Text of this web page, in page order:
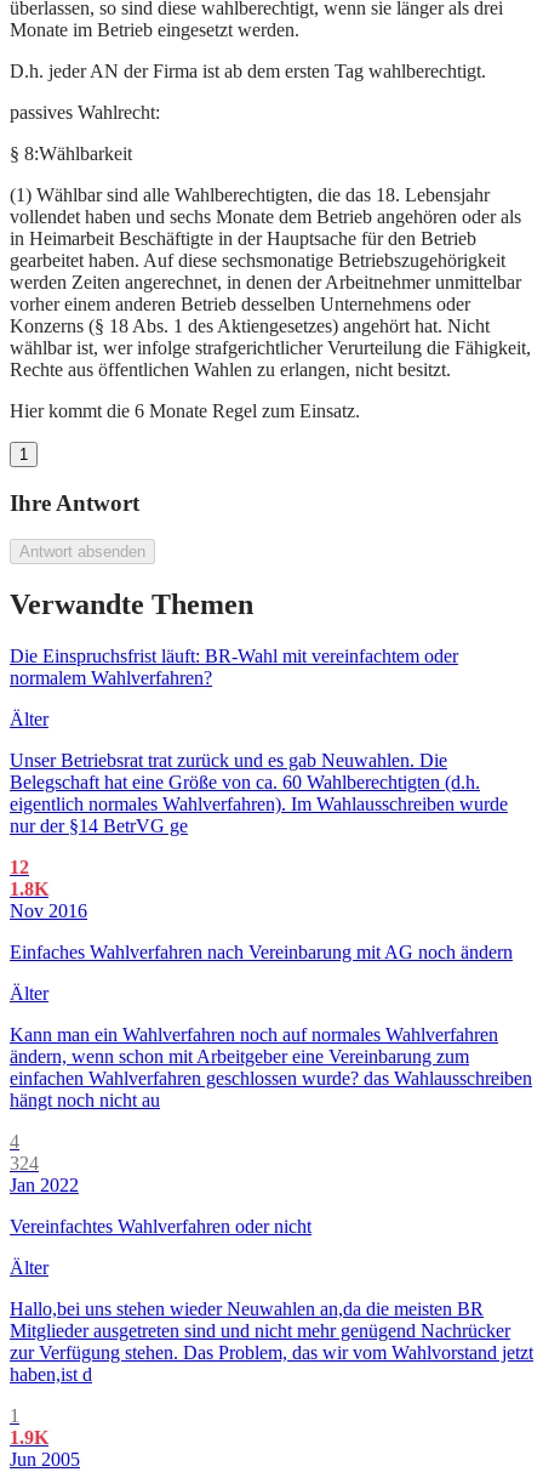
überlassen, so sind diese wahlberechtigt, wenn sie länger als drei
Monate im Betrieb eingesetzt werden.
D.h. jeder AN der Firma ist ab dem ersten Tag wahlberechtigt.
passives Wahlrecht:
§ 8:Wählbarkeit
(1) Wählbar sind alle Wahlberechtigten, die das 18. Lebensjahr
vollendet haben und sechs Monate dem Betrieb angehören oder als
in Heimarbeit Beschäftigte in der Hauptsache für den Betrieb
gearbeitet haben. Auf diese sechsmonatige Betriebszugehörigkeit
werden Zeiten angerechnet, in denen der Arbeitnehmer unmittelbar
vorher einem anderen Betrieb desselben Unternehmens oder
Konzerns (§ 18 Abs. 1 des Aktiengesetzes) angehört hat. Nicht
wählbar ist, wer infolge strafgerichtlicher Verurteilung die Fähigkeit,
Rechte aus öffentlichen Wahlen zu erlangen, nicht besitzt.
Hier kommt die 6 Monate Regel zum Einsatz.
1
Ihre Antwort
Antwort absenden
Verwandte Themen
Die Einspruchsfrist läuft: BR-Wahl mit vereinfachtem oder
normalem Wahlverfahren?
Älter
Unser Betriebsrat trat zurück und es gab Neuwahlen. Die
Belegschaft hat eine Größe von ca. 60 Wahlberechtigten (d.h.
eigentlich normales Wahlverfahren). Im Wahlausschreiben wurde
nur der §14 BetrVG ge
12
1.8K
Nov 2016
Einfaches Wahlverfahren nach Vereinbarung mit AG noch ändern
Älter
Kann man ein Wahlverfahren noch auf normales Wahlverfahren
ändern, wenn schon mit Arbeitgeber eine Vereinbarung zum
einfachen Wahlverfahren geschlossen wurde? das Wahlausschreiben
hängt noch nicht au
4
324
Jan 2022
Vereinfachtes Wahlverfahren oder nicht
Älter
Hallo,bei uns stehen wieder Neuwahlen an,da die meisten BR
Mitglieder ausgetreten sind und nicht mehr genügend Nachrücker
zur Verfügung stehen. Das Problem, das wir vom Wahlvorstand jetzt
haben,ist d
1
1.9K
Jun 2005